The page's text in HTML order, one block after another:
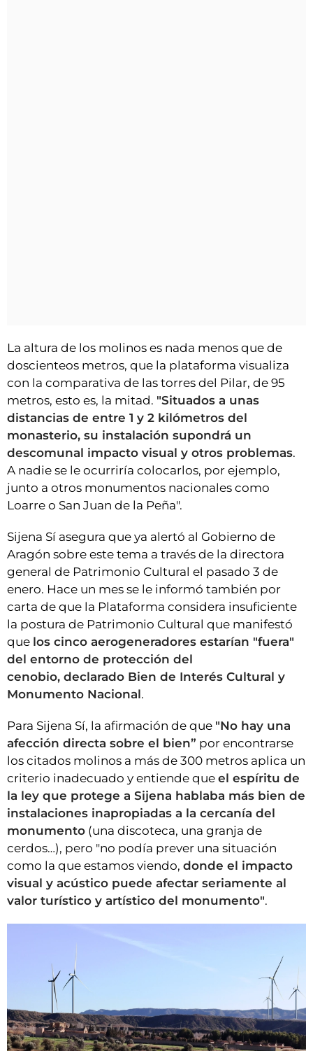
La altura de los molinos es nada menos que de
doscienteos metros, que la plataforma visualiza
con la comparativa de las torres del Pilar, de 95
metros, esto es, la mitad. "Situados a unas
distancias de entre 1 y 2 kilómetros del
monasterio, su instalación supondrá un
descomunal impacto visual y otros problemas.
A nadie se le ocurriría colocarlos, por ejemplo,
junto a otros monumentos nacionales como
Loarre o San Juan de la Peña".
Sijena Sí asegura que ya alertó al Gobierno de
Aragón sobre este tema a través de la directora
general de Patrimonio Cultural el pasado 3 de
enero. Hace un mes se le informó también por
carta de que la Plataforma considera insuficiente
la postura de Patrimonio Cultural que manifestó
que los cinco aerogeneradores estarían "fuera"
del entorno de protección del
cenobio, declarado Bien de Interés Cultural y
Monumento Nacional.
Para Sijena Sí, la afirmación de que "No hay una
afección directa sobre el bien” por encontrarse
los citados molinos a más de 300 metros aplica un
criterio inadecuado y entiende que el espíritu de
la ley que protege a Sijena hablaba más bien de
instalaciones inapropiadas a la cercanía del
monumento (una discoteca, una granja de
cerdos…), pero "no podía prever una situación
como la que estamos viendo, donde el impacto
visual y acústico puede afectar seriamente al
valor turístico y artístico del monumento".